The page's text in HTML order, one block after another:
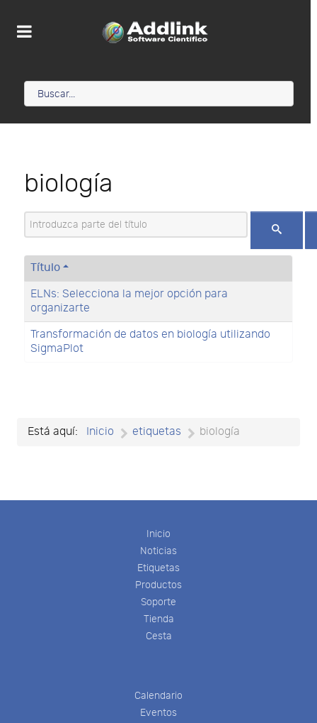
biología
Introduzca parte del título
Título
ELNs: Selecciona la mejor opción para
organizarte
Transformación de datos en biología utilizando
SigmaPlot
Está aquí: Inicio etiquetas biología
Inicio
Noticias
Etiquetas
Productos
Soporte
Tienda
Cesta
Calendario
Eventos